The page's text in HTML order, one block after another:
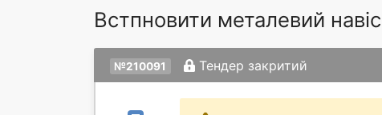
Встпновити металевий
№210091 Тендер закритий